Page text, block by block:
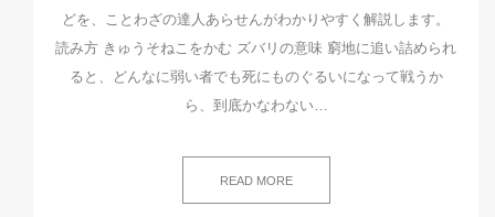
どを、ことわざの達人あらせんがわかりやすく解説します。
読み方 きゅうそねこをかむ ズバリの意味 窮地に追い詰められ
ると、どんなに弱い者でも死にものぐるいになって戦うか
ら、到底かなわない…
READ MORE